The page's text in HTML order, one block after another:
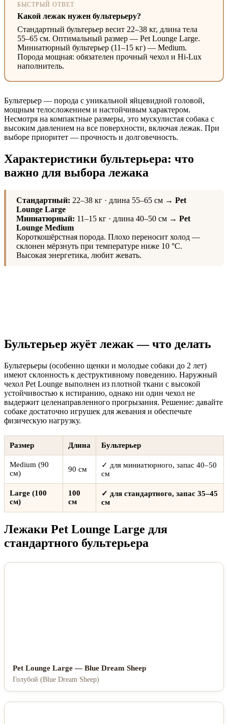
БЫСТРЫЙ ОТВЕТ
Какой лежак нужен бультерьеру?
Стандартный бультерьер весит 22–38 кг, длина тела
55–65 см. Оптимальный размер — Pet Lounge Large.
Миниатюрный бультерьер (11–15 кг) — Medium.
Порода мощная: обязателен прочный чехол и Hi-Lux
наполнитель.
Бультерьер — порода с уникальной яйцевидной головой,
мощным телосложением и настойчивым характером.
Несмотря на компактные размеры, это мускулистая собака с
высоким давлением на все поверхности, включая лежак. При
выборе приоритет — прочность и долговечность.
Характеристики бультерьера: что
важно для выбора лежака
Стандартный: 22–38 кг · длина 55–65 см → Pet
Lounge Large
Миниатюрный: 11–15 кг · длина 40–50 см → Pet
Lounge Medium
Короткошёрстная порода. Плохо переносит холод —
склонен мёрзнуть при температуре ниже 10 °C.
Высокая энергетика, любит жевать.
Бультерьер жуёт лежак — что делать
Бультерьеры (особенно щенки и молодые собаки до 2 лет)
имеют склонность к деструктивному поведению. Наружный
чехол Pet Lounge выполнен из плотной ткани с высокой
устойчивостью к истиранию, однако ни один чехол не
выдержит целенаправленного прогрызания. Решение: давайте
собаке достаточно игрушек для жевания и обеспечьте
физическую нагрузку.
Размер Длина Бультерьер
Medium (90
см)
90 см
✓ для миниатюрного, запас 40–50
см
Large (100
см)
100
см
✓ для стандартного, запас 35–45
см
Лежаки Pet Lounge Large для
стандартного бультерьера
Pet Lounge Large — Blue Dream Sheep
Голубой (Blue Dream Sheep)